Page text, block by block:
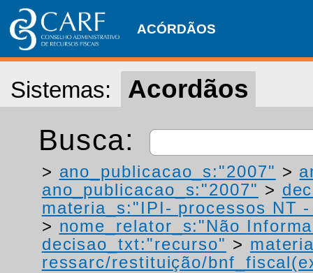
ACÓRDÃOS
Sistemas: Acordãos
Busca:
> ano_publicacao_s:"2007" >
ano_publicacao_s:"2007" >
materia_s:"IPI- processos NT
> nome_relator_s:"Não
decisao_txt:"recurso" >
ressarc/restituição/